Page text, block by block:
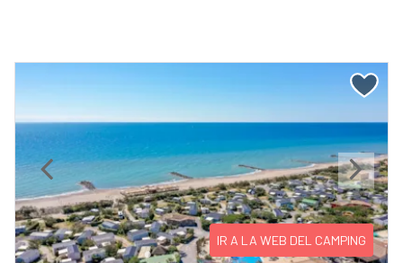
Previous Next
IR A LA WEB DEL CAMPING